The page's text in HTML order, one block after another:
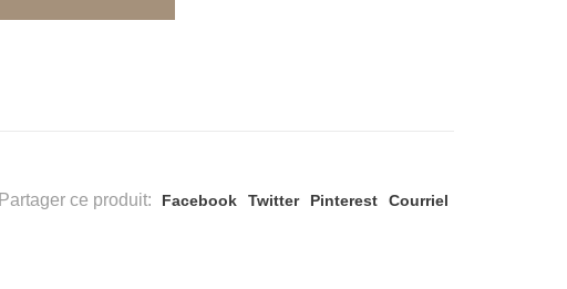
Partager ce produit: Facebook Twitter Pinterest Courriel